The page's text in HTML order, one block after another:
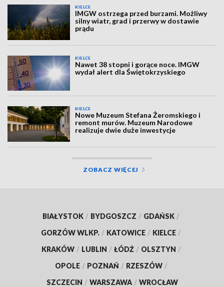
KIELCE
IMGW ostrzega przed burzami. Możliwy
silny wiatr, grad i przerwy w dostawie
prądu
KIELCE
Nawet 38 stopni i gorące noce. IMGW
wydał alert dla Świętokrzyskiego
KIELCE
Nowe Muzeum Stefana Żeromskiego i
remont murów. Muzeum Narodowe
realizuje dwie duże inwestycje
ZOBACZ WIĘCEJ
BIAŁYSTOK / BYDGOSZCZ / GDAŃSK /
GORZÓW WLKP. / KATOWICE / KIELCE /
KRAKÓW / LUBLIN / ŁÓDŹ / OLSZTYN /
OPOLE / POZNAŃ / RZESZÓW /
SZCZECIN / WARSZAWA / WROCŁAW